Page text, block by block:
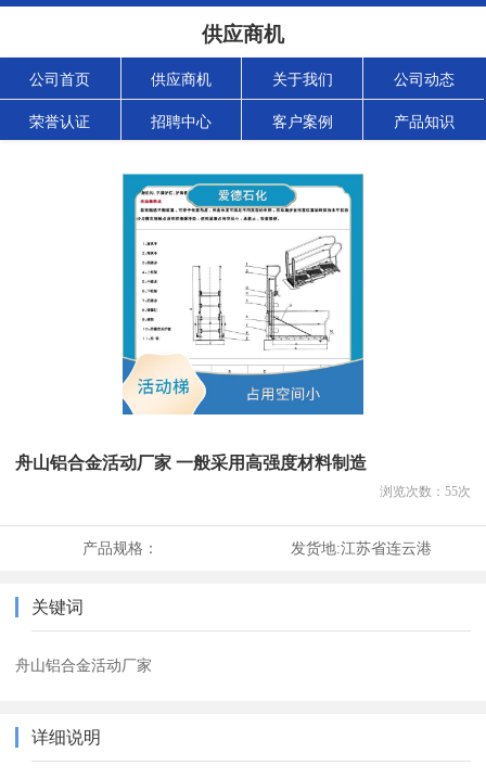
供应商机
公司首页 供应商机 关于我们 公司动态
荣誉认证 招聘中心 客户案例 产品知识
舟山铝合金活动厂家 一般采用高强度材料制造
浏览次数： 55次
产品规格： 发货地:江苏省连云港
关键词
舟山铝合金活动厂家
详细说明